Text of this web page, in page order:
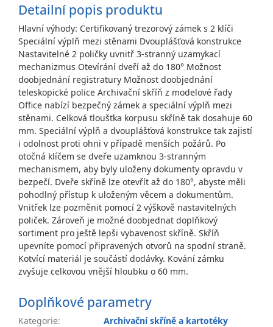
Detailní popis produktu
Hlavní výhody: Certifikovaný trezorový zámek s 2 klíči
Speciální výplň mezi stěnami Dvouplášťová konstrukce
Nastavitelné 2 poličky uvnitř 3-stranný uzamykací
mechanizmus Otevírání dveří až do 180° Možnost
doobjednání registratury Možnost doobjednání
teleskopické police Archivační skříň z modelové řady
Office nabízí bezpečný zámek a speciální výplň mezi
stěnami. Celková tloušťka korpusu skříně tak dosahuje 60
mm. Speciální výplň a dvouplášťová konstrukce tak zajistí
i odolnost proti ohni v případě menších požárů. Po
otočná klíčem se dveře uzamknou 3-stranným
mechanismem, aby byly uloženy dokumenty opravdu v
bezpečí. Dveře skříně lze otevřít až do 180°, abyste měli
pohodlný přístup k uloženým věcem a dokumentům.
Vnitřek lze pozměnit pomocí 2 výškově nastavitelných
poliček. Zároveň je možné doobjednat doplňkový
sortiment pro ještě lepši vybavenost skříně. Skříň
upevníte pomocí připravených otvorů na spodní straně.
Kotvící materiál je součástí dodávky. Kování zámku
zvyšuje celkovou vnější hloubku o 60 mm.
Doplňkové parametry
Kategorie:
Archivační skříně a kartotéky